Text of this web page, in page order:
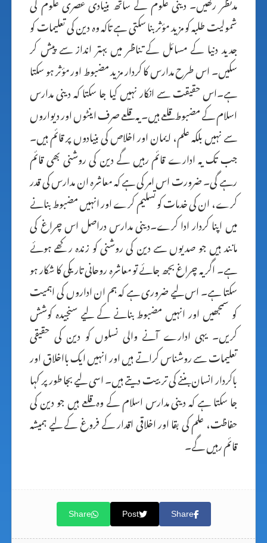
شمولیت طلبہ کو مزید مؤثر بنا سکتی ہے تاکہ وہ دین کی تعلیمات کو
جدید دنیا کے مسائل کے تناظر میں بہتر انداز سے پیش کر
سکیں۔ اس طرح مدارس کا کردار مزید مضبوط اور مؤثر ہو سکتا
ہے۔اس حقیقت سے انکار نہیں کیا جا سکتا کہ دینی مدارس
اسلام کے مضبوط قلعے ہیں۔ یہ قلعے صرف اینٹوں اور دیواروں
سے نہیں بلکہ علم، ایمان اور اخلاص کی بنیادوں پر قائم ہیں۔
جب تک یہ ادارے قائم رہیں گے دین کی روشنی بھی قائم
رہے گی۔ ضرورت اس امر کی ہے کہ معاشرہ ان مدارس کی قدر
کرے، ان کی خدمات کو تسلیم کرے اور انہیں مضبوط بنانے
میں اپنا کردار ادا کرے۔دینی مدارس دراصل اس چراغ کی
مانند ہیں جو صدیوں سے دین کی روشنی کو زندہ رکھے ہوئے
ہے۔ اگر یہ چراغ بجھ جائے تو معاشرہ روحانی تاریکی کا شکار ہو
سکتا ہے۔ اس لیے ضروری ہے کہ ہم ان اداروں کی اہمیت
کو سمجھیں اور انہیں مضبوط بنانے کے لیے سنجیدہ کوشش
کریں۔ یہی ادارے آنے والی نسلوں کو دین کی حقیقی
تعلیمات سے روشناس کراتے ہیں اور انہیں ایک بااخلاق اور
باکردار انسان بننے کی تربیت دیتے ہیں۔ اسی لیے بجا طور پر کہا
جا سکتا ہے کہ دینی مدارس اسلام کے وہ قلعے ہیں جو دین کی
حفاظت، علم کی بقا اور اخلاقی اقدار کے فروغ کے لیے ہمیشہ
قائم رہیں گے۔
Share
Post
Share